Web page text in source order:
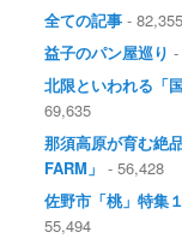
全ての記事 - 82,355
益子のパン屋巡り
北限といわれる「
69,635
那須高原が育む絶
FARM」 - 56,428
佐野市「桃」特集
55,494